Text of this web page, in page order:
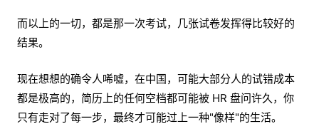
而以上的一切，都是那一次考试，几张试卷发挥得比较好的
结果。
现在想想的确令人唏嘘，在中国，可能大部分人的试错成本
都是极高的，简历上的任何空档都可能被 HR 盘问许久，你
只有走对了每一步，最终才可能过上一种"像样"的生活。